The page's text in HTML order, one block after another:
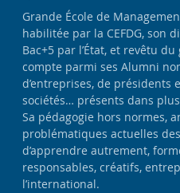
Grande École de
habilitée par la CEFDG, son
Bac+5 par l’État, et revêtu
compte parmi ses Alumni
d’entreprises, de présidents
sociétés… présents dans
Sa pédagogie hors normes,
problématiques actuelles
d’apprendre autrement,
responsables, créatifs,
l’international.